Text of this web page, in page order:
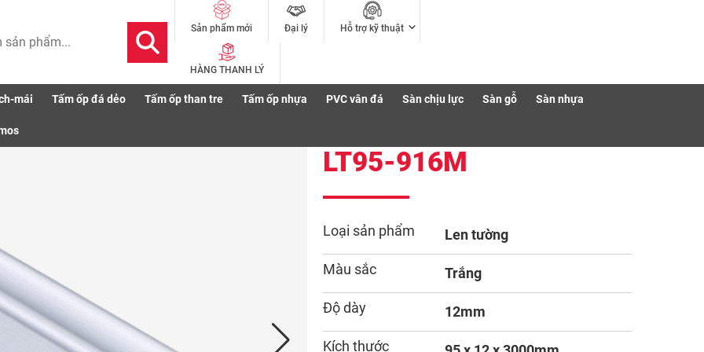
Sản phẩm mới Đại lý Hỗ trợ kỹ thuật
HÀNG THANH LÝ
mái Tấm ốp đá dẻo Tấm ốp than tre Tấm ốp nhựa PVC vân đá Sàn chịu lực Sàn gỗ Sàn nhựa
LT95-916M
Loại sản phẩm Len tường
Màu sắc Trắng
Độ dày 12mm
Kích thước